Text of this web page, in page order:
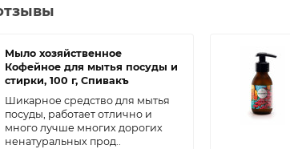
Мыло хозяйственное
Кофейное для мытья посуды и
стирки, 100 г, Спивакъ
Шикарное средство для мытья
посуды, работает отлично и
много лучше многих дорогих
ненатуральных прод..